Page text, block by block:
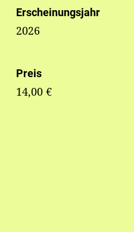
Erscheinungsjahr
2026
Preis
14,00 €